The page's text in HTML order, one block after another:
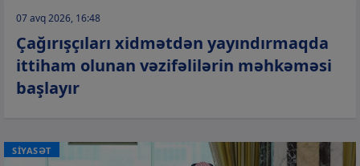
07 avq 2026, 16:48
Çağırışçıları xidmətdən yayındırmaqda
ittiham olunan vəzifəlilərin məhkəməsi
başlayır
SİYASƏT